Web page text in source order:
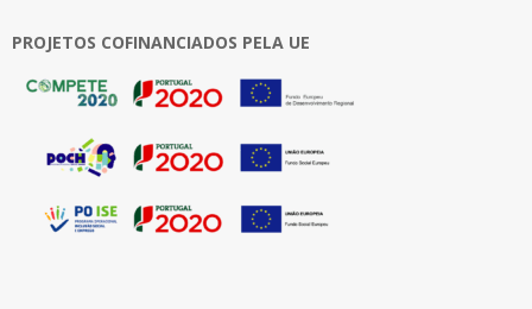
PROJETOS COFINANCIADOS PELA UE